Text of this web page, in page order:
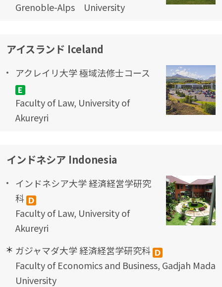
Grenoble-Alps University
アイスランド Iceland
アクレイリ大学 極域法修士コース
Faculty of Law, University of
Akureyri
インドネシア Indonesia
インドネシア大学 経済経営学研究
科
Faculty of Law, University of
Akureyri
ガジャマダ大学 経済経営学研究科
Faculty of Economics and Business, Gadjah Mada
University